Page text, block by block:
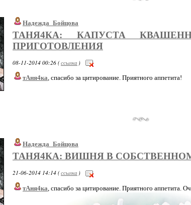
Надежда_Бойцова
ТАНЯ4КА: КАПУСТА
ПРИГОТОВЛЕНИЯ
08-11-2014 00:26 (ссылка )
тАня4ка, спасибо за цитирование. Приятного аппетита!
Надежда_Бойцова
ТАНЯ4КА: ВИШНЯ В
21-06-2014 14:14 (ссылка )
тАня4ка , спасибо за цитирование. Приятного аппетита.